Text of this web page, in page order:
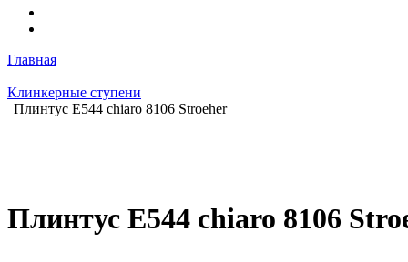
Главная
Клинкерные ступени
Плинтус E544 chiaro 8106 Stroeher
Плинтус E544 chiaro 8106